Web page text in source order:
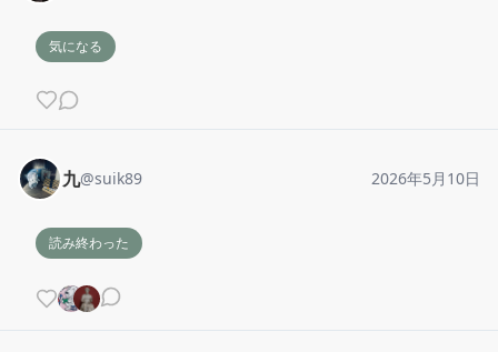
気になる
九@suik89 2026年5月10日
読み終わった